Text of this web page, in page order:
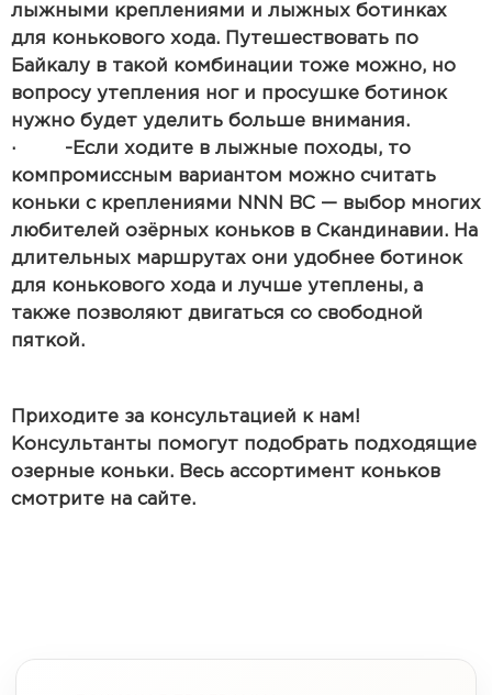
лыжными креплениями и лыжных ботинках
для конькового хода. Путешествовать по
Байкалу в такой комбинации тоже можно, но
вопросу утепления ног и просушке ботинок
нужно будет уделить больше внимания.
· -Если ходите в лыжные походы, то
компромиссным вариантом можно считать
коньки с креплениями NNN BC — выбор многих
любителей озёрных коньков в Скандинавии. На
длительных маршрутах они удобнее ботинок
для конькового хода и лучше утеплены, а
также позволяют двигаться со свободной
пяткой.
Приходите за консультацией к нам!
Консультанты помогут подобрать подходящие
озерные коньки. Весь ассортимент коньков
смотрите на сайте.